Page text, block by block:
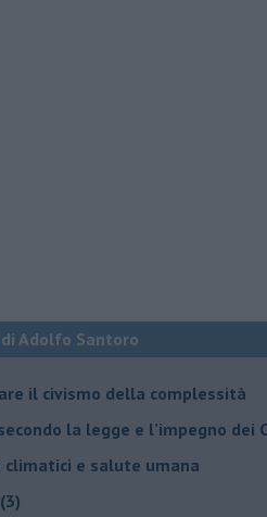
Adolfo Santoro
il civismo della complessità
la legge e l’impegno dei
e salute umana